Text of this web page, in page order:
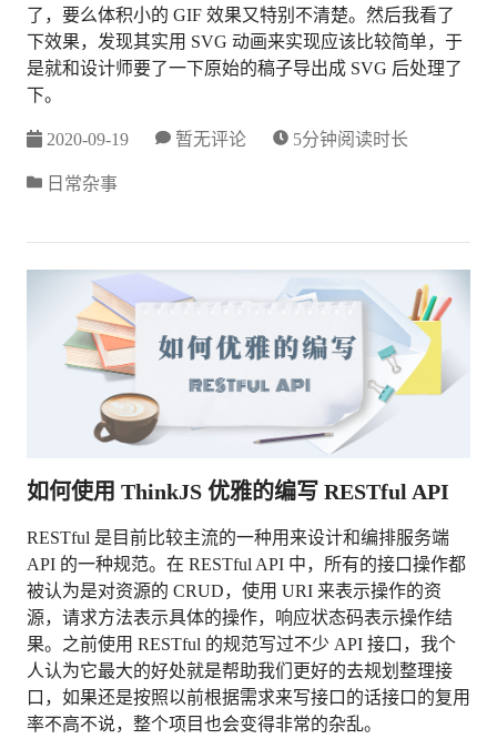
了，要么体积小的 GIF 效果又特别不清楚。然后我看了
下效果，发现其实用 SVG 动画来实现应该比较简单，于
是就和设计师要了一下原始的稿子导出成 SVG 后处理了
下。
2020-09-19 暂无评论 5分钟阅读时长
日常杂事
如何使用 ThinkJS 优雅的编写 RESTful API
RESTful 是目前比较主流的一种用来设计和编排服务端
API 的一种规范。在 RESTful API 中，所有的接口操作都
被认为是对资源的 CRUD，使用 URI 来表示操作的资
源，请求方法表示具体的操作，响应状态码表示操作结
果。之前使用 RESTful 的规范写过不少 API 接口，我个
人认为它最大的好处就是帮助我们更好的去规划整理接
口，如果还是按照以前根据需求来写接口的话接口的复用
率不高不说，整个项目也会变得非常的杂乱。